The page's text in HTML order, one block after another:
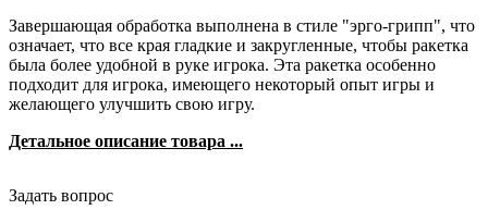
Завершающая обработка выполнена в стиле "эрго-грипп", что
означает, что все края гладкие и закругленные, чтобы ракетка
была более удобной в руке игрока. Эта ракетка особенно
подходит для игрока, имеющего некоторый опыт игры и
желающего улучшить свою игру.
Детальное описание товара ...
Задать вопрос